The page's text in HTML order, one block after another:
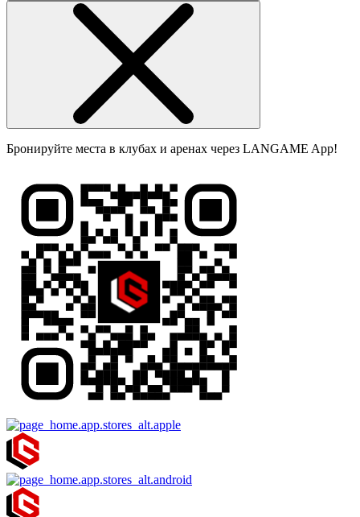
Бронируйте места в клубах и аренах через LANGAME App!